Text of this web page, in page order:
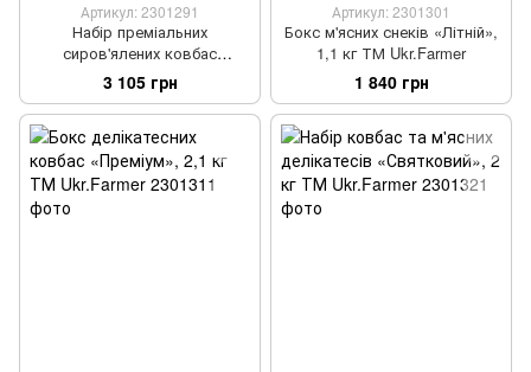
Артикул: 2301291
Набір преміальних
сиров'ялених ковбас
«Зірковий», 2,6 кг ТМ
Ukr.Farmer
3 105 грн
Артикул: 2301301
Бокс м'ясних снеків «Літній»,
1,1 кг ТМ Ukr.Farmer
1 840 грн